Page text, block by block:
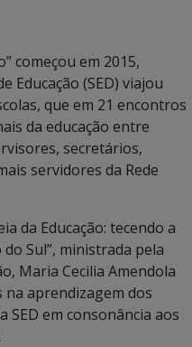
começou em 2015,
Educação (SED) viajou
que em 21 encontros
da educação entre
secretários,
servidores da Rede
da Educação: tecendo a
Sul”, ministrada pela
Maria Cecilia Amendola
aprendizagem dos
SED em consonância aos